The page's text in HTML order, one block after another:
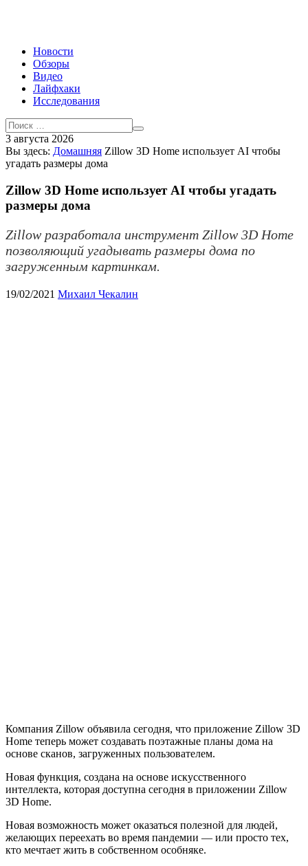
Новости
Обзоры
Видео
Лайфхаки
Исследования
3 августа 2026
Вы здесь: Домашняя Zillow 3D Home использует AI чтобы
угадать размеры дома
Zillow 3D Home использует AI чтобы угадать
размеры дома
Zillow разработала инструмент Zillow 3D Home
позволяющий угадывать размеры дома по
загруженным картинкам.
19/02/2021 Михаил Чекалин
Компания Zillow объявила сегодня, что приложение Zillow 3D
Home теперь может создавать поэтажные планы дома на
основе сканов, загруженных пользователем.
Новая функция, создана на основе искусственного
интеллекта, которая доступна сегодня в приложении Zillow
3D Home.
Новая возможность может оказаться полезной для людей,
желающих переехать во время пандемии — или просто тех,
кто мечтает жить в собственном особняке.